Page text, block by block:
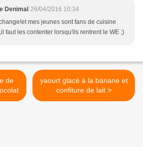
Denimal 26/04/2016 10:34
mes jeunes sont fans de cuisine
faut les contenter lorsqu'ils rentrent le WE ;)
yaourt glacé à la banane et
confiture de lait >